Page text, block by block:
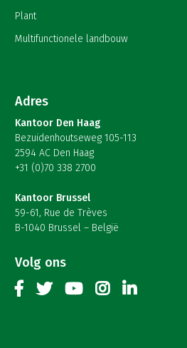
Plant
Multifunctionele landbouw
Adres
Kantoor Den Haag
Bezuidenhoutseweg 105-113
2594 AC Den Haag
+31 (0)70 338 2700
Kantoor Brussel
59-61, Rue de Trèves
B-1040 Brussel – België
Volg ons